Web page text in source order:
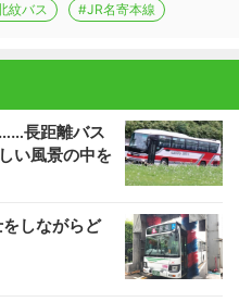
紋バス #JR名寄本線
長距離バス
い風景の中を
をしながらど